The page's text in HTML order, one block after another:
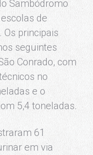
Sambódromo
de
Os principais
seguintes
Conrado, com
no
e o
5,4 toneladas.
61
em via